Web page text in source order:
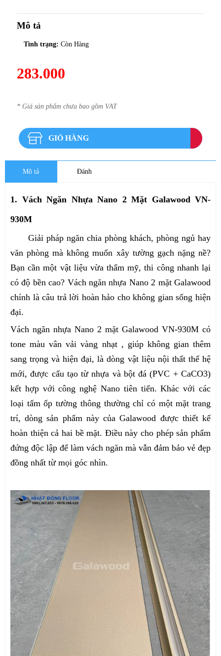
Mô tả
Tình trạng: Còn Hàng
283.000
* Giá sản phẩm chưa bao gồm VAT
GIỎ HÀNG
Mô tả Đánh
1. Vách Ngăn Nhựa Nano 2 Mặt Galawood VN-
930M
Giải pháp ngăn chia phòng khách, phòng ngủ hay
văn phòng mà không muốn xây tường gạch nặng nề?
Bạn cần một vật liệu vừa thẩm mỹ, thi công nhanh lại
có độ bền cao? Vách ngăn nhựa Nano 2 mặt Galawood
chính là câu trả lời hoàn hảo cho không gian sống hiện
đại.
Vách ngăn nhựa Nano 2 mặt Galawood VN-930M có
tone màu vân vải vàng nhạt , giúp không gian thêm
sang trọng và hiện đại, là dòng vật liệu nội thất thế hệ
mới, được cấu tạo từ nhựa và bột đá (PVC + CaCO3)
kết hợp với công nghệ Nano tiên tiến. Khác với các
loại tấm ốp tường thông thường chỉ có một mặt trang
trí, dòng sản phẩm này của Galawood được thiết kế
hoàn thiện cả hai bề mặt. Điều này cho phép sản phẩm
đứng độc lập để làm vách ngăn mà vẫn đảm bảo vẻ đẹp
đồng nhất từ mọi góc nhìn.